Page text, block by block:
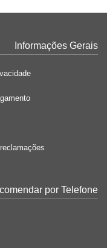
Informações Gerais
por Telefone